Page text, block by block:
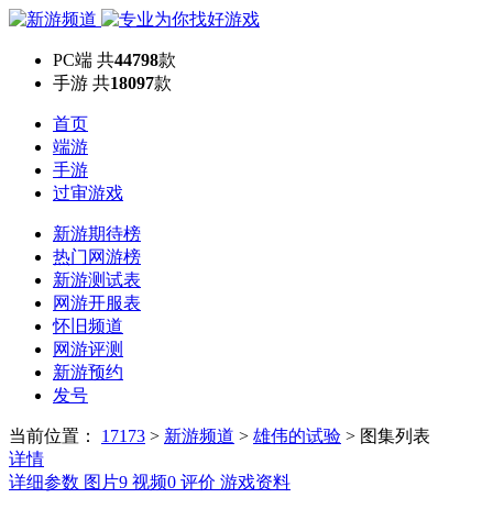
PC端 共44798款
手游 共18097款
首页
端游
手游
过审游戏
新游期待榜
热门网游榜
新游测试表
网游开服表
怀旧频道
网游评测
新游预约
发号
当前位置： 17173 > 新游频道 > 雄伟的试验 > 图集列表
详情
详细参数 图片9 视频0 评价 游戏资料